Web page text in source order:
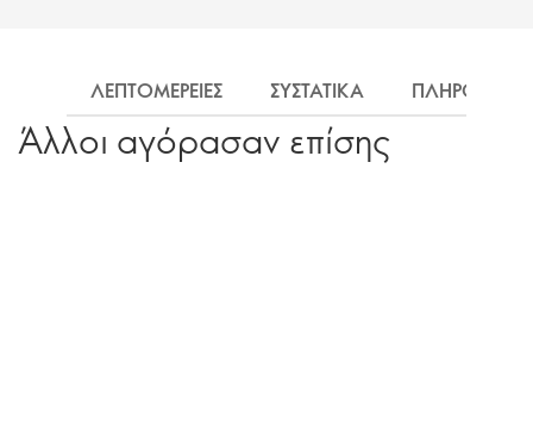
ΛΕΠΤΟΜΕΡΕΙΕΣ ΣΥΣΤΑΤΙΚΑ
Άλλοι αγόρασαν επίσης